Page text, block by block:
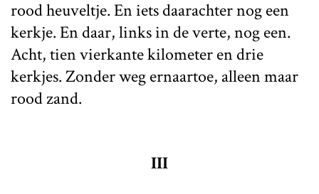
rood heuveltje. En iets daarachter nog een
kerkje. En daar, links in de verte, nog een.
Acht, tien vierkante kilometer en drie
kerkjes. Zonder weg ernaartoe, alleen maar
rood zand.
III